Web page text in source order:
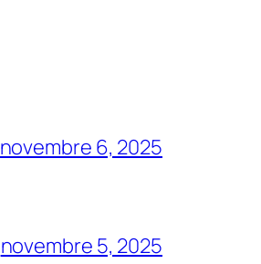
novembre 6, 2025
novembre 5, 2025